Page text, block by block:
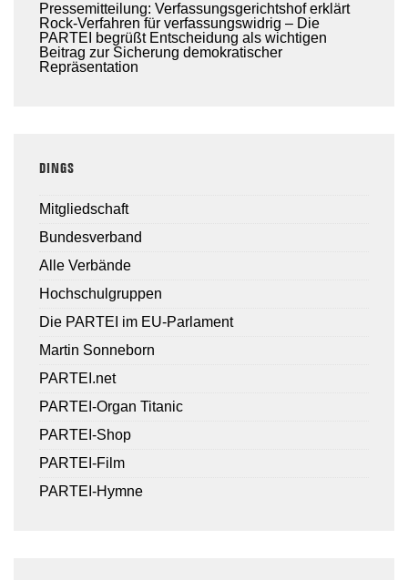
Pressemitteilung: Verfassungsgerichtshof erklärt
Rock-Verfahren für verfassungswidrig – Die
PARTEI begrüßt Entscheidung als wichtigen
Beitrag zur Sicherung demokratischer
Repräsentation
DINGS
Mitgliedschaft
Bundesverband
Alle Verbände
Hochschulgruppen
Die PARTEI im EU-Parlament
Martin Sonneborn
PARTEI.net
PARTEI-Organ Titanic
PARTEI-Shop
PARTEI-Film
PARTEI-Hymne